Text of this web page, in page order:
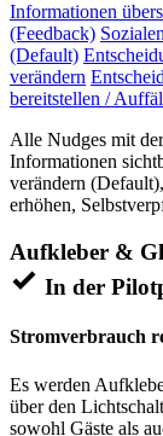
Informationen
(Feedback)
(Default)
verändern
bereitstellen /
Alle Nudges mit
Informationen
verändern
erhöhen,
Aufkleber &
In der
Stromverbrauch
Es werden
über den
sowohl Gäste als